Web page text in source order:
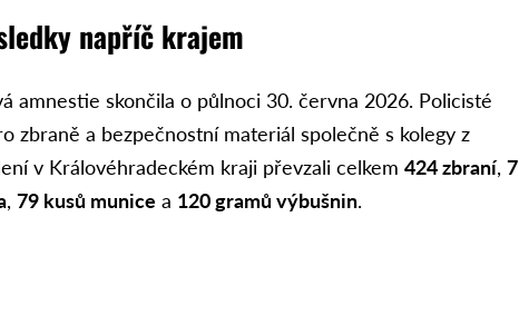
napříč krajem
amnestie skončila o půlnoci 30. června 2026. Policisté
zbraně a bezpečnostní materiál společně s kolegy z
v Královéhradeckém kraji převzali celkem424 zbraní,7
,79 kusů munice a 120 gramů výbušnin.